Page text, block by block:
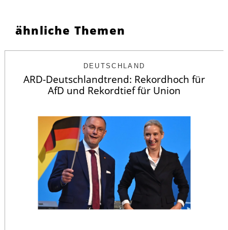
ähnliche Themen
DEUTSCHLAND
ARD-Deutschlandtrend: Rekordhoch für
AfD und Rekordtief für Union